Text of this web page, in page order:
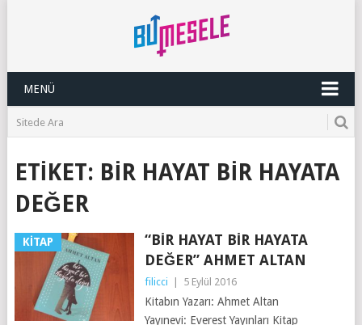
MENÜ
ETIKET: BIR HAYAT BIR HAYATA
DEĞER
KITAP
“BIR HAYAT BIR HAYATA
DEĞER” AHMET ALTAN
filicci 5 Eylül 2016
Kitabın Yazarı: Ahmet Altan
Yayınevi: Everest Yayınları Kitap